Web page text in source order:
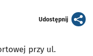
Udostępnijartykuł
przy ul.